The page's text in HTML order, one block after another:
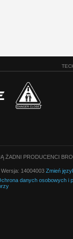
ŻADNI PRODUCENCI
14004003 Zmień
danych osobowych i